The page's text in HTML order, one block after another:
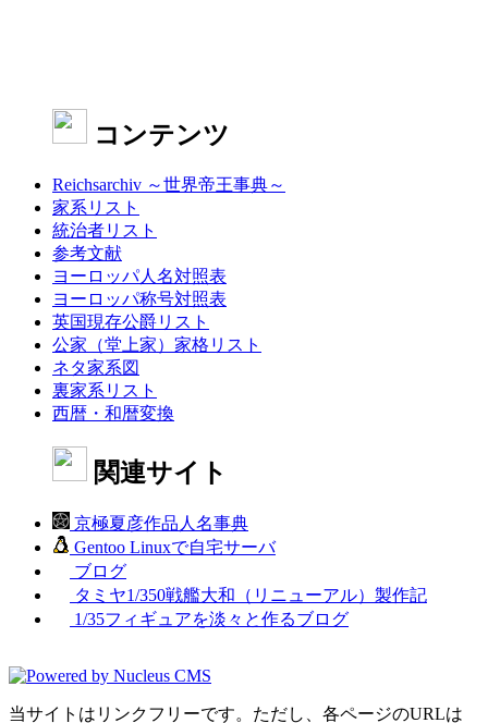
コンテンツ
Reichsarchiv ～世界帝王事典～
家系リスト
統治者リスト
参考文献
ヨーロッパ人名対照表
ヨーロッパ称号対照表
英国現存公爵リスト
公家（堂上家）家格リスト
ネタ家系図
裏家系リスト
西暦・和暦変換
関連サイト
京極夏彦作品人名事典
Gentoo Linuxで自宅サーバ
ブログ
タミヤ1/350戦艦大和（リニューアル）製作記
1/35フィギュアを淡々と作るブログ
当サイトはリンクフリーです。ただし、各ページのURLは